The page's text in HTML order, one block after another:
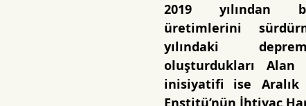
2019 yılından
üretimlerini
yılındaki
oluşturdukları
inisiyatifi ise Aralık